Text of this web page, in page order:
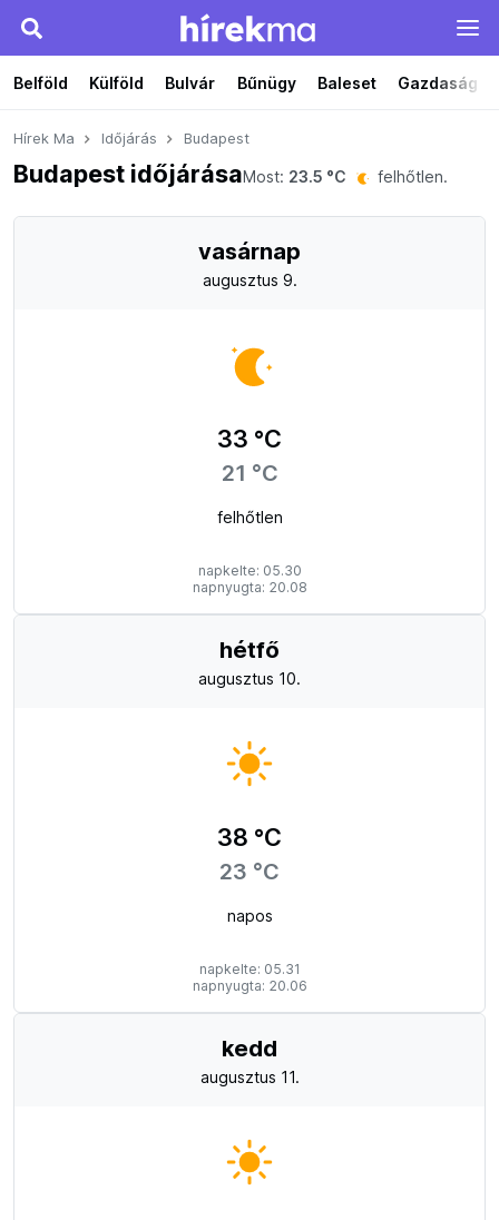
Belföld Külföld Bulvár Bűnügy Baleset Gazdaság
Hírek Ma Időjárás Budapest
Budapest időjárásaMost: 23.5 °C felhőtlen.
vasárnap
augusztus 9.
33 °C
21 °C
felhőtlen
napkelte: 05.30
napnyugta: 20.08
hétfő
augusztus 10.
38 °C
23 °C
napos
napkelte: 05.31
napnyugta: 20.06
kedd
augusztus 11.